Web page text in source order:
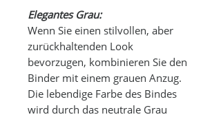
Elegantes Grau:
Wenn Sie einen stilvollen, aber
zurückhaltenden Look
bevorzugen, kombinieren Sie den
Binder mit einem grauen Anzug.
Die lebendige Farbe des Bindes
wird durch das neutrale Grau